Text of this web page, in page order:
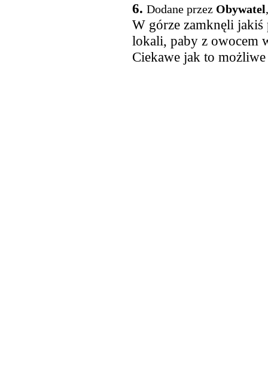
6. Dodane przez Obywatel
W górze zamknęli
lokali, paby z owocem
Ciekawe jak to możliwe